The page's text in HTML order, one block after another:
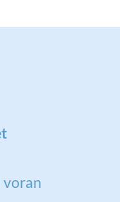
voran